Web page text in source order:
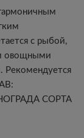
с рыбой,
овощными
Рекомендуется
СОРТА